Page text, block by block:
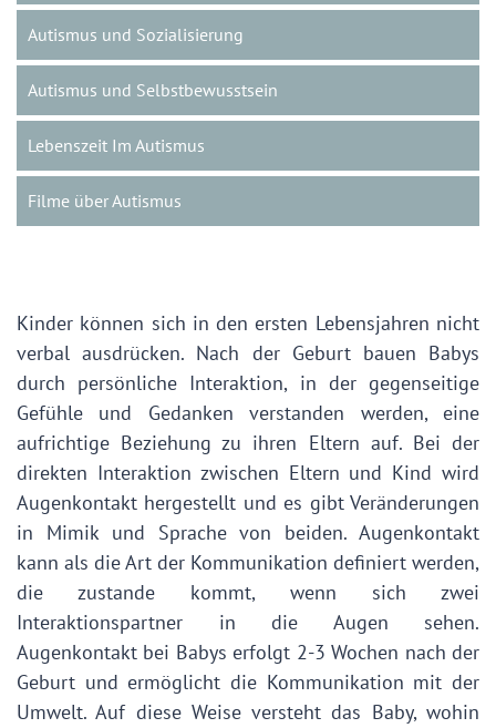
Autismus und Sozialisierung
Autismus und Selbstbewusstsein
Lebenszeit Im Autismus
Filme über Autismus
Kinder können sich in den ersten Lebensjahren nicht
verbal ausdrücken. Nach der Geburt bauen Babys
durch persönliche Interaktion, in der gegenseitige
Gefühle und Gedanken verstanden werden, eine
aufrichtige Beziehung zu ihren Eltern auf. Bei der
direkten Interaktion zwischen Eltern und Kind wird
Augenkontakt hergestellt und es gibt Veränderungen
in Mimik und Sprache von beiden. Augenkontakt
kann als die Art der Kommunikation definiert werden,
die zustande kommt, wenn sich zwei
Interaktionspartner in die Augen sehen.
Augenkontakt bei Babys erfolgt 2-3 Wochen nach der
Geburt und ermöglicht die Kommunikation mit der
Umwelt. Auf diese Weise versteht das Baby, wohin